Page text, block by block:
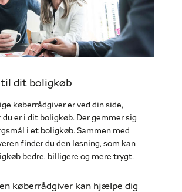
dit boligkøb
køberrådgiver er ved din side,
du er i dit boligkøb. Der gemmer sig
i et boligkøb. Sammen med
finder du den løsning, som kan
bedre, billigere og mere trygt.
køberrådgiver kan hjælpe dig